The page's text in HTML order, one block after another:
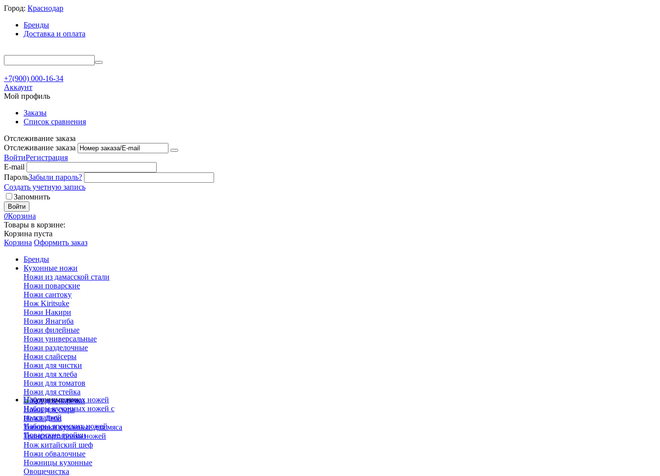
Город: Краснодар
Бренды
Доставка и оплата
+7(900) 000-16-34
Аккаунт
Мой профиль
Заказы
Список сравнения
Отслеживание заказа
Отслеживание заказа
ВойтиРегистрация
E-mail
ПарольЗабыли пароль?
Создать учетную запись
Запомнить
Войти
0Корзина
Товары в корзине:
Корзина пуста
Корзина Оформить заказ
Бренды
Кухонные ножи
Ножи из дамасской стали
Ножи поварские
Ножи сантоку
Нож Kiritsuke
Ножи Накири
Ножи Янагиба
Ножи филейные
Ножи универсальные
Ножи разделочные
Ножи слайсеры
Ножи для чистки
Ножи для хлеба
Ножи для томатов
Ножи для стейка
Ножи для нарезки
Ножи для сыра
Ножи Деба
Топорики кухонные для мяса
Транспортировка ножей
Нож китайский шеф
Ножи обвалочные
Ножницы кухонные
Овощечистка
Наборы кухонных ножей
Наборы кухонных ножей с
подставкой
Наборы японских ножей
Поварские тройки